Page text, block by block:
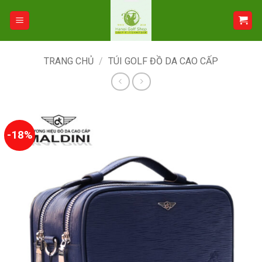
TRANG CHỦ / TÚI GOLF ĐỒ DA CAO CẤP
-18%